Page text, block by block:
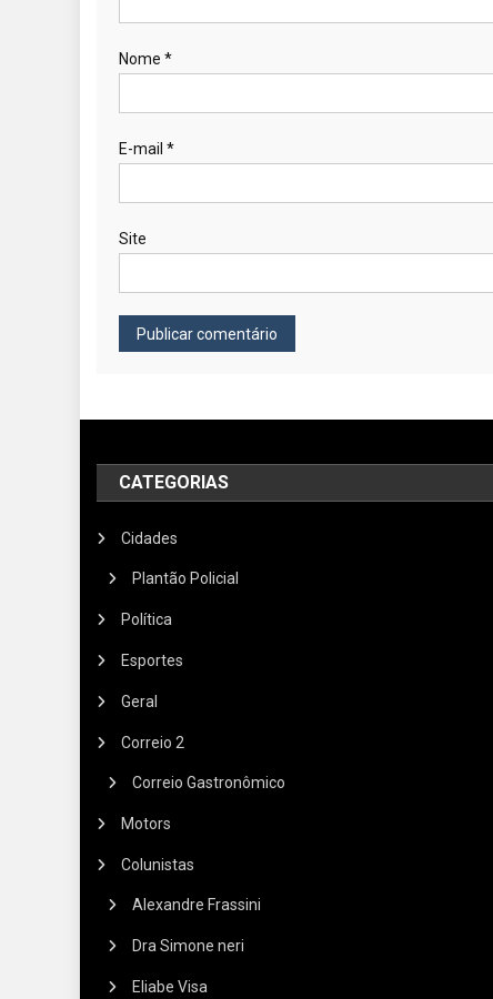
Nome *
E-mail *
Site
CATEGORIAS
Cidades
Plantão Policial
Política
Esportes
Geral
Correio 2
Correio Gastronômico
Motors
Colunistas
Alexandre Frassini
Dra Simone neri
Eliabe Visa